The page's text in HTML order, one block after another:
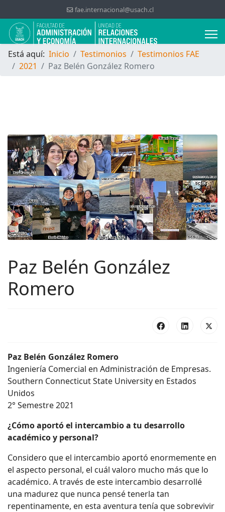
fae.internacional@usach.cl
Está aquí: Inicio Testimonios
Testimonios FAE
2021
Paz Belén González Romero
Paz Belén González
Romero
Paz Belén González Romero
Ingeniería Comercial en Administración de Empresas.
Southern Connecticut State University en Estados
Unidos
2° Semestre 2021
¿Cómo aportó el intercambio a tu desarrollo
académico y personal?
Considero que el intercambio aportó enormemente en
el aspecto personal, el cuál valoro mucho más que lo
académico. A través de este intercambio desarrollé
una madurez que nunca pensé tenerla tan
repentinamente, en esta aventura tenía que sobrevivir